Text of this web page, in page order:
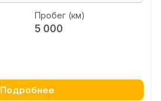
Пробег (км)
5 000
Подробнее